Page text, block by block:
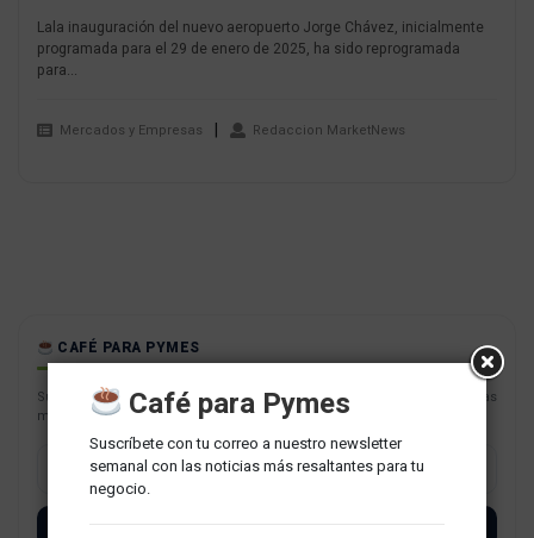
Lala inauguración del nuevo aeropuerto Jorge Chávez, inicialmente
programada para el 29 de enero de 2025, ha sido reprogramada
para...
Mercados y Empresas Redaccion MarketNews
CAFÉ PARA PYMES
Suscríbete con tu correo a nuestro newsletter semanal con las noticias
más resaltantes para tu negocio.
Café para Pymes
Suscríbete con tu correo a nuestro newsletter
semanal con las noticias más resaltantes para tu
negocio.